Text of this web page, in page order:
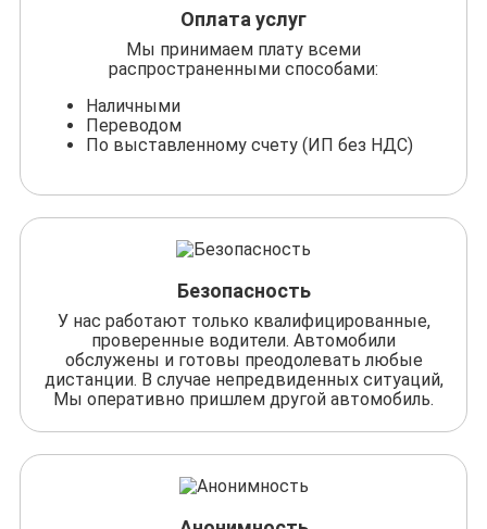
Оплата услуг
Мы принимаем плату всеми
распространенными способами:
Наличными
Переводом
По выставленному счету (ИП без НДС)
Безопасность
У нас работают только квалифицированные,
проверенные водители. Автомобили
обслужены и готовы преодолевать любые
дистанции. В случае непредвиденных ситуаций,
Мы оперативно пришлем другой автомобиль.